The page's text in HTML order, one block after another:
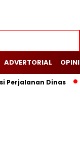
ADVERTORIAL OPINI
Perjalanan Dinas